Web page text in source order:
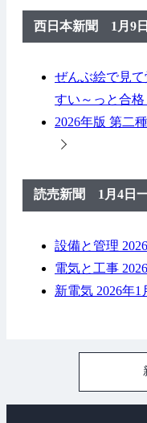
西日本新聞 1月9
ぜんぶ絵で見
すい～っと合格
2026年版 第二
読売新聞 1月4日
設備と管理
電気と工事
新電気 2026年1